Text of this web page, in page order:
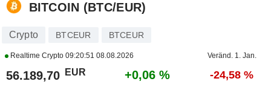
BITCOIN (BTC/EUR)
Crypto BTCEUR BTCEUR
Realtime Crypto 09:20:51 08.08.2026 Veränd. 1. Jan.
56.189,70 EUR +0,06 % -24,58 %